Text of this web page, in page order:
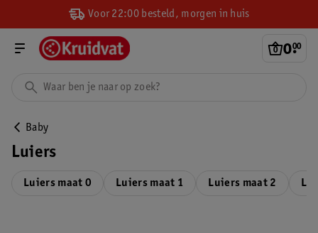
Voor 22:00 besteld, morgen in huis
0.
00
Baby
Luiers
Luiers maat 0 Luiers maat 1 Luiers maat 2